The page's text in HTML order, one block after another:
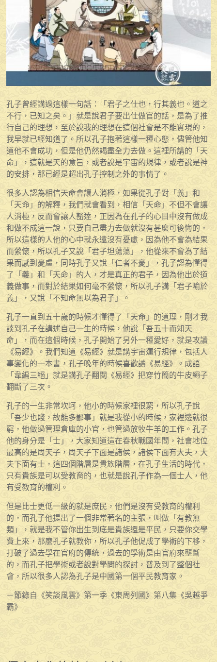
孔子曾經講過這樣一句話：「君子之仕也，行其義也。道之
不行，已知之矣。」就是說君子要出仕做官的話，是為了推
行自己的理想，至於說我的理想在這個社會是不能實現的，
我早就已經知道了。所以孔子抱著這樣一種心態，儘管他知
道他不會成功，但是他仍然竭盡全力去做。這裡所講的「天
命」，這就是天的意旨，或者說是宇宙的規律，或者說是神
的安排，那已經是超出孔子控制之外的事情了。
很多人認為相信天命會讓人消極，如果從孔子對「義」和
「天命」的解釋，我們就會看到，相信「天命」不但不會讓
人消極，反而會讓人豁達，正因為在孔子的心目中沒有做成
和做不成這一說，只要自己盡力去做就沒有甚麼可後悔的，
所以這樣的人他的心中就永遠沒有憂慮，因為他不會為結果
而縈懷，所以孔子又說「君子坦蕩蕩」，他從來不會為了結
果而感到憂慮，同時孔子又說「仁者不憂」，孔子認為懂得
了「義」和「天命」的人，才是真正的君子，因為他出於道
義做事，而對於結果如何毫不縈懷，所以孔子講「君子喻於
義」，又說「不知命無以為君子」。
孔子一直到五十歲的時候才懂得了「天命」的道理，剛才我
談到孔子在講述自己一生的時候，他說「吾五十而知天
命」，而在這個時候，孔子開始了另外一種愛好，就是攻讀
《易經》。我們知道《易經》就是講宇宙運行規律，包括人
事變化的一本書，孔子晚年的時候喜歡讀《易經》。成語
「韋編三絕」就是講孔子翻閱《易經》把穿竹簡的牛皮繩子
翻斷了三次。
孔子的一生非常坎坷，他小的時候家裡很窮，所以孔子說
「吾少也賤，故能多鄙事」就是我從小的時候，家裡邊就很
窮，他做過管理倉庫的小官，也管過放牧牛羊的工作。孔子
他的身分是「士」，大家知道這在春秋戰國年間，社會地位
最高的是周天子，周天子下面是諸侯，諸侯下面有大夫，大
夫下面有士，這四個階層是貴族階層，在孔子生活的時代，
只有貴族是可以受教育的，也就是說孔子作為一個士人，他
有受教育的權利。
但是比士更低一級的就是庶民，他們是沒有受教育的權利
的，而孔子他提出了一個非常著名的主張，叫做「有教無
類」，就是我不管你出生到底是貴族還是平民，只要你交學
費上來，那麼孔子就教你，所以孔子他促成了學術的下移，
打破了過去學在官府的傳統，過去的學術是由官府來壟斷
的，而孔子把學術或者說對學問的探討，普及到了整個社
會，所以很多人認為孔子是中國第一個平民教育家。
－節錄自《笑談風雲》第一季《東周列國》第八集《吳越爭
霸》